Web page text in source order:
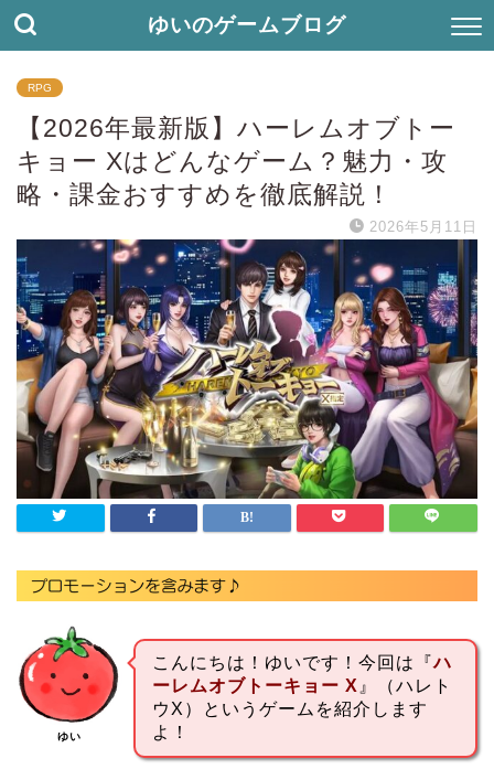
ゆいのゲームブログ
RPG
【2026年最新版】ハーレムオブトー
キョー Xはどんなゲーム？魅力・攻
略・課金おすすめを徹底解説！
2026年5月11日
ゆい
こんにちは！ゆいです！今回は『ハ
ーレムオブトーキョー X』（ハレト
ウX）というゲームを紹介します
よ！